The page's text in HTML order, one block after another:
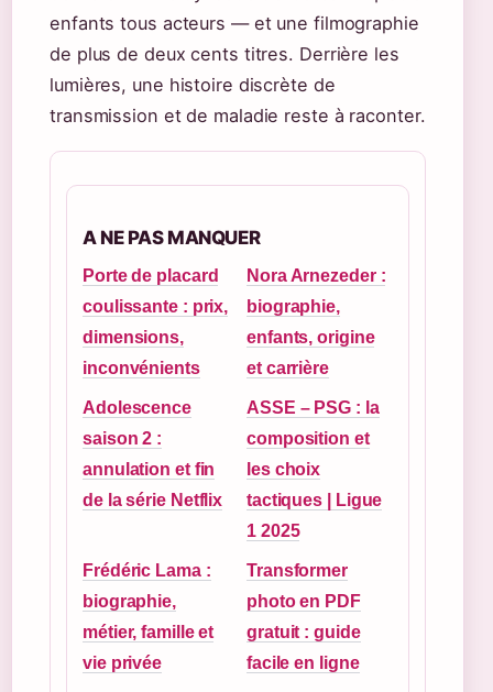
enfants tous acteurs — et une filmographie
de plus de deux cents titres. Derrière les
lumières, une histoire discrète de
transmission et de maladie reste à raconter.
A NE PAS MANQUER
Porte de placard
coulissante : prix,
dimensions,
inconvénients
Nora Arnezeder :
biographie,
enfants, origine
et carrière
Adolescence
saison 2 :
annulation et fin
de la série Netflix
ASSE – PSG : la
composition et
les choix
tactiques | Ligue
1 2025
Frédéric Lama :
biographie,
métier, famille et
vie privée
Transformer
photo en PDF
gratuit : guide
facile en ligne